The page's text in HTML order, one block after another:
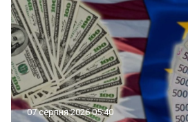
07 серпня 2026 05:40